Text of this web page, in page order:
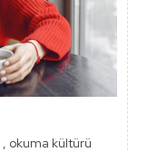
okuma kültürü